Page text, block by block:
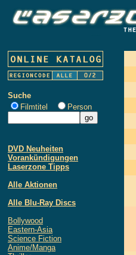
Suche
Filmtitel
Person
DVD Neuheiten
Vorankündigungen
Laserzone Tipps
Alle Aktionen
Alle Blu-Ray Discs
Bollywood
Eastern-Asia
Science Fiction
Anime/Manga